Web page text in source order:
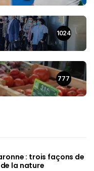
1024
777
: trois façons de
la nature